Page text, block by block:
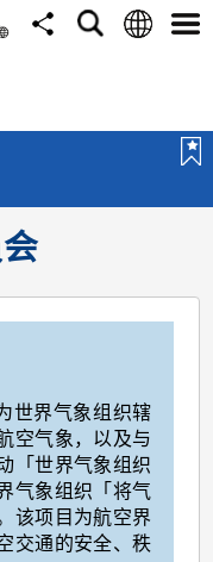
分
搜
语
选
世界气象组织辖
空气象，以及与
「世界气象组织
气象组织「将气
该项目为航空界
交通的安全、秩